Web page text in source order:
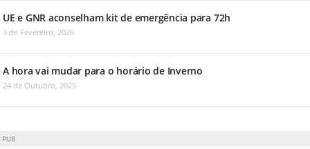
UE e GNR aconselham kit de emergência para 72h
3 de Fevereiro, 2026
A hora vai mudar para o horário de Inverno
24 de Outubro, 2025
PUB